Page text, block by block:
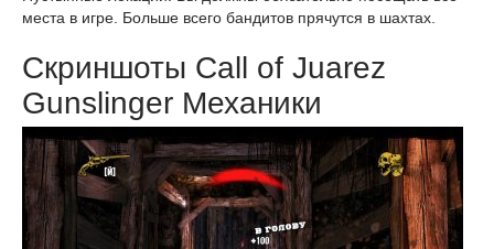
места в игре. Больше всего бандитов прячутся в шахтах.
Скриншоты Call of Juarez
Gunslinger Механики